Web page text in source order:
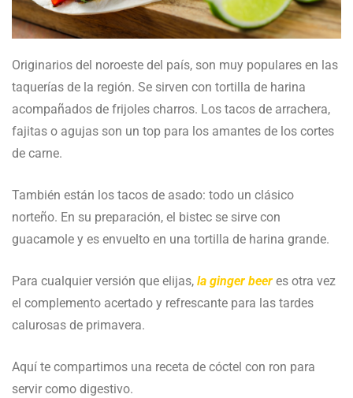
Originarios del noroeste del país, son muy populares en las
taquerías de la región. Se sirven con tortilla de harina
acompañados de frijoles charros. Los tacos de arrachera,
fajitas o agujas son un top para los amantes de los cortes
de carne.
También están los tacos de asado: todo un clásico
norteño. En su preparación, el bistec se sirve con
guacamole y es envuelto en una tortilla de harina grande.
Para cualquier versión que elijas, la ginger beer es otra vez
el complemento acertado y refrescante para las tardes
calurosas de primavera.
Aquí te compartimos una receta de cóctel con ron para
servir como digestivo.